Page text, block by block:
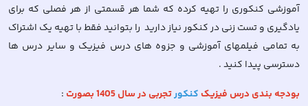
آموزشی کنکوری را تهیه کرده که شما هر قسمتی از هر فصلی که برای
یادگیری و تست زنی در کنکور نیاز دارید را بتوانید فقط با تهیه یک اشتراک
به تمامی فیلمهای آموزشی و جزوه های درس فیزیک و سایر درس ها
دسترسی پیدا کنید .
بودجه بندی درس فیزیک کنکورتجربی در سال 1405 بصورت
: